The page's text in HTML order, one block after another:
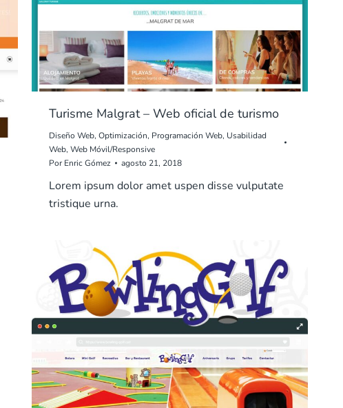
Turisme Malgrat – Web oficial de turismo
Diseño Web, Optimización, Programación Web, Usabilidad
Web, Web Móvil/Responsive
PorEnric Gómez agosto 21, 2018
Lorem ipsum dolor amet uspen disse vulputate
tristique urna.